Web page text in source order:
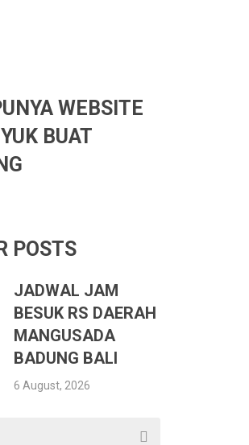
WEBSITE
BUAT
POSTS
JADWAL JAM
BESUK RS DAERAH
MANGUSADA
BADUNG BALI
6 August, 2026